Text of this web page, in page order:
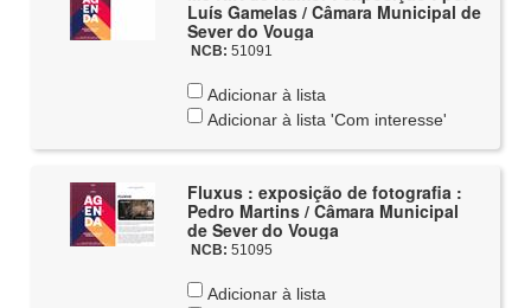
Luís Gamelas / Câmara Municipal de
Sever do Vouga
NCB: 51091
Adicionar à lista
Adicionar à lista 'Com interesse'
Fluxus : exposição de fotografia :
Pedro Martins / Câmara Municipal
de Sever do Vouga
NCB: 51095
Adicionar à lista